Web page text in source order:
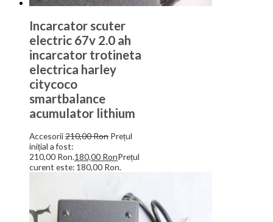
Incarcator scuter
electric 67v 2.0 ah
incarcator trotineta
electrica harley
citycoco
smartbalance
acumulator lithium
Accesorii210,00Ron Prețul
inițial a fost:
210,00 Ron.180,00 RonPrețul
curent este: 180,00 Ron.